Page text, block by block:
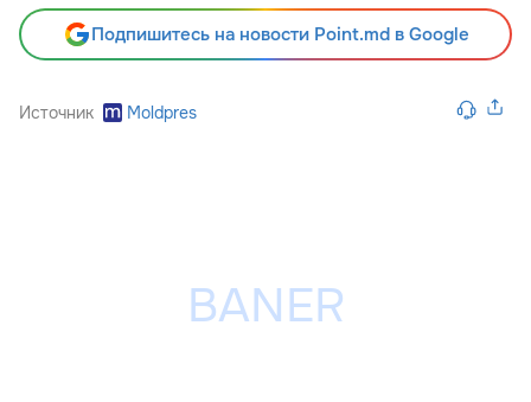
Подпишитесь на новости Point.md в Google
Источник Moldpres